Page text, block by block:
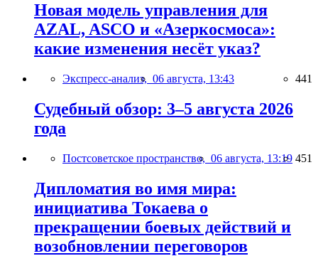
Новая модель управления для
AZAL, ASCO и «Азеркосмоса»:
какие изменения несёт указ?
Экспресс-анализ, 06 августа, 13:43 441
Судебный обзор: 3–5 августа 2026
года
Постсоветское пространство, 06 августа, 13:19 451
Дипломатия во имя мира:
инициатива Токаева о
прекращении боевых действий и
возобновлении переговоров